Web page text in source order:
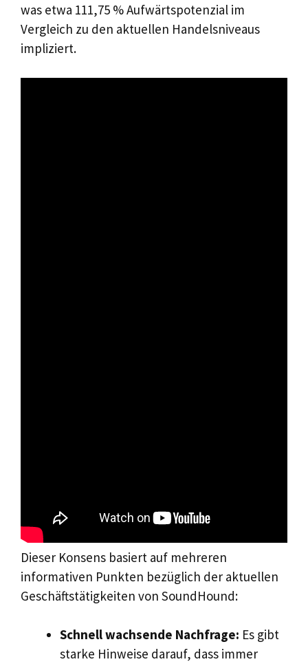
was etwa 111,75 % Aufwärtspotenzial im
Vergleich zu den aktuellen Handelsniveaus
impliziert.
Dieser Konsens basiert auf mehreren
informativen Punkten bezüglich der aktuellen
Geschäftstätigkeiten von SoundHound:
Schnell wachsende Nachfrage: Es gibt
starke Hinweise darauf, dass immer